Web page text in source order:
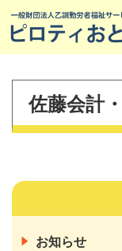
佐藤会計
お知らせ